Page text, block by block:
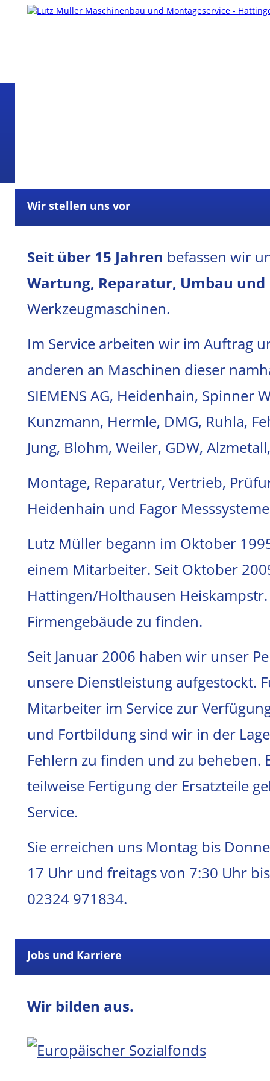
Wir stellen uns vor
Seit über 15 Jahren befassen wir
Wartung, Reparatur, Umbau
Werkzeugmaschinen.
Im Service arbeiten wir im Auftrag
anderen an Maschinen dieser
SIEMENS AG, Heidenhain, Spinner
Kunzmann, Hermle, DMG, Ruhla,
Jung, Blohm, Weiler, GDW,
Montage, Reparatur, Vertrieb,
Heidenhain und Fagor
Lutz Müller begann im Oktober
einem Mitarbeiter. Seit Oktober
Hattingen/Holthausen
Firmengebäude zu finden.
Seit Januar 2006 haben wir unser
unsere Dienstleistung aufgestockt.
Mitarbeiter im Service zur
und Fortbildung sind wir in der
Fehlern zu finden und zu beheben.
teilweise Fertigung der Ersatzteile
Service.
Sie erreichen uns Montag bis
17 Uhr und freitags von 7:30 Uhr
02324 971834.
Jobs und Karriere
Wir bilden aus.